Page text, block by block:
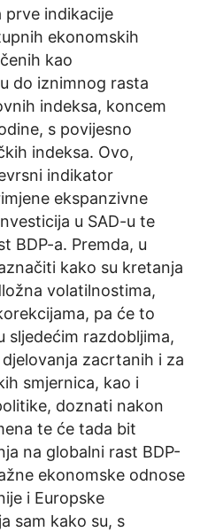
prve indikacije
ekonomskih
kao
do iznimnog rasta
indeksa, koncem
s povijesno
indeksa. Ovo,
indikator
ekspanzivne
u SAD-u te
BDP-a. Premda, u
kako su kretanja
volatilnostima,
pa će to
sljedećim razdobljima,
zacrtanih i za
smjernica, kao i
doznati nakon
te će tada bit
na globalni rast BDP-
ekonomske odnose
i Europske
sam kako su, s